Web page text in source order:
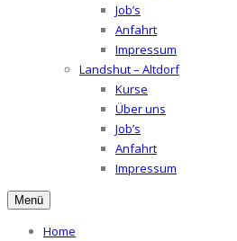
Job’s
Anfahrt
Impressum
Landshut – Altdorf
Kurse
Über uns
Job’s
Anfahrt
Impressum
Menü
Home